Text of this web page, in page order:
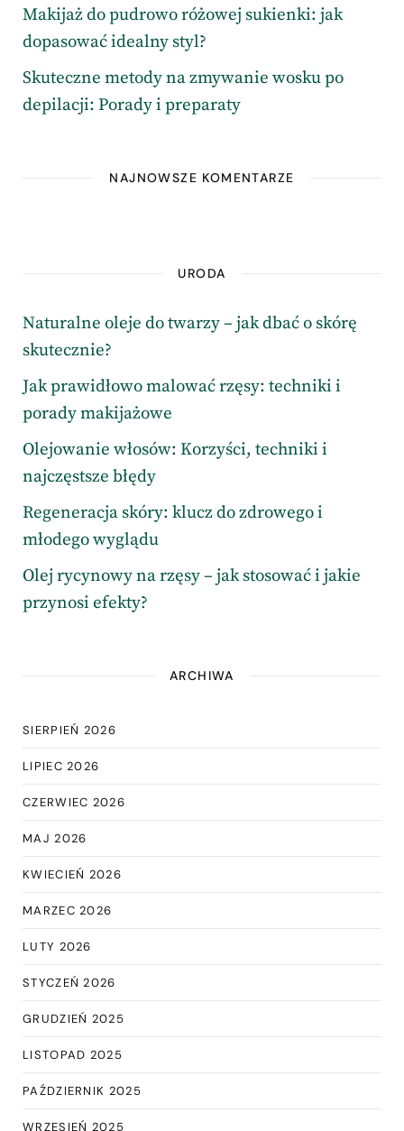
Makijaż do pudrowo różowej sukienki: jak
dopasować idealny styl?
Skuteczne metody na zmywanie wosku po
depilacji: Porady i preparaty
NAJNOWSZE KOMENTARZE
URODA
Naturalne oleje do twarzy – jak dbać o skórę
skutecznie?
Jak prawidłowo malować rzęsy: techniki i
porady makijażowe
Olejowanie włosów: Korzyści, techniki i
najczęstsze błędy
Regeneracja skóry: klucz do zdrowego i
młodego wyglądu
Olej rycynowy na rzęsy – jak stosować i jakie
przynosi efekty?
ARCHIWA
SIERPIEŃ 2026
LIPIEC 2026
CZERWIEC 2026
MAJ 2026
KWIECIEŃ 2026
MARZEC 2026
LUTY 2026
STYCZEŃ 2026
GRUDZIEŃ 2025
LISTOPAD 2025
PAŹDZIERNIK 2025
WRZESIEŃ 2025